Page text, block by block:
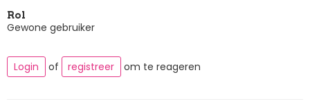
Rol
Gewone gebruiker
Login of registreer om te reageren